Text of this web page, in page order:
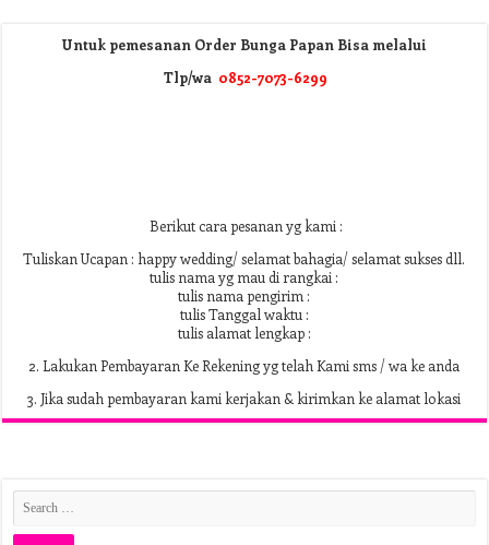
Untuk pemesanan Order Bunga Papan Bisa melalui
Tlp/wa 0852-7073-6299
Berikut cara pesanan yg kami :
Tuliskan Ucapan : happy wedding/ selamat bahagia/ selamat sukses dll.
tulis nama yg mau di rangkai :
tulis nama pengirim :
tulis Tanggal waktu :
tulis alamat lengkap :
2. Lakukan Pembayaran Ke Rekening yg telah Kami sms / wa ke anda
3. Jika sudah pembayaran kami kerjakan & kirimkan ke alamat lokasi